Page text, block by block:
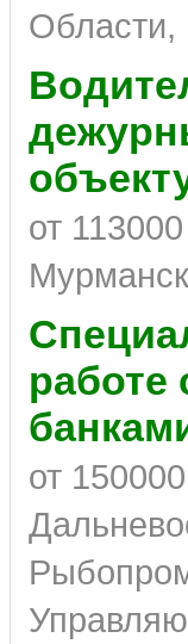
от
Мурманск
работе
от